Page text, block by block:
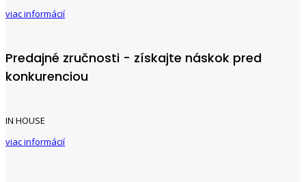
viac informácií
Predajné zručnosti - získajte náskok pred
konkurenciou
IN HOUSE
viac informácií